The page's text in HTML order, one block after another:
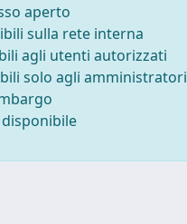
aperto
sulla rete interna
agli utenti autorizzati
solo agli amministratori